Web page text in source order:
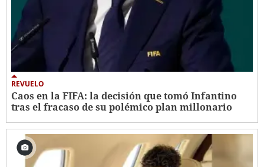
REVUELO
Caos en la FIFA: la decisión que tomó Infantino
tras el fracaso de su polémico plan millonario